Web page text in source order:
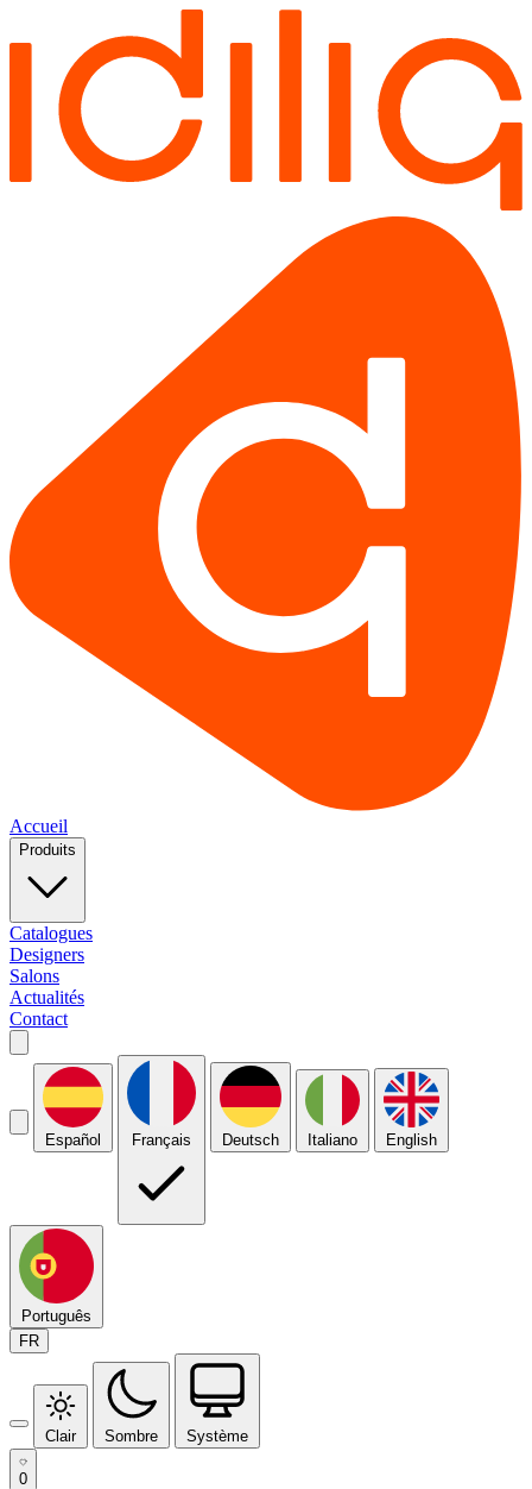
Accueil
Produits
Catalogues
Designers
Salons
Actualités
Contact
Español Français Deutsch Italiano English
Português
FR
Clair Sombre Système
0